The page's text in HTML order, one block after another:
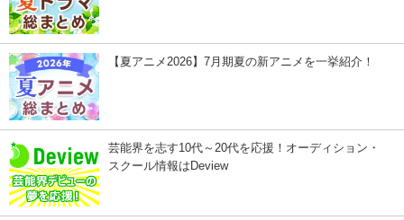
【夏アニメ2026】7月期夏の新アニメを一挙紹介！
芸能界を志す10代～20代を応援！オーディション・
スクール情報はDeview